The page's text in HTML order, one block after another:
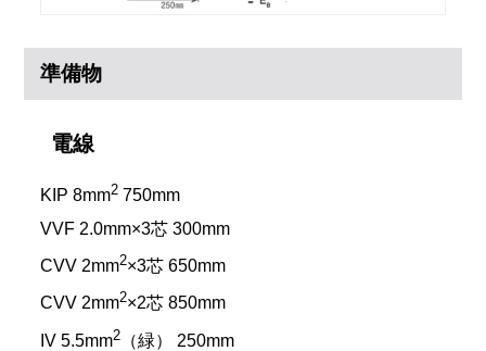
準備物
電線
KIP 8mm2750mm
VVF 2.0mm×3芯 300mm
CVV 2mm2×3芯 650mm
CVV 2mm2×2芯 850mm
IV 5.5mm2（緑） 250mm